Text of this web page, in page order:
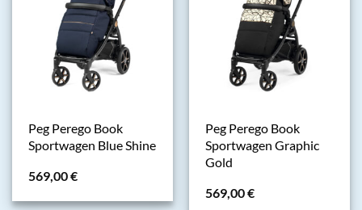
Peg Perego Book
Sportwagen Blue Shine
569,00€
Peg Perego Book
Sportwagen Graphic
Gold
569,00€